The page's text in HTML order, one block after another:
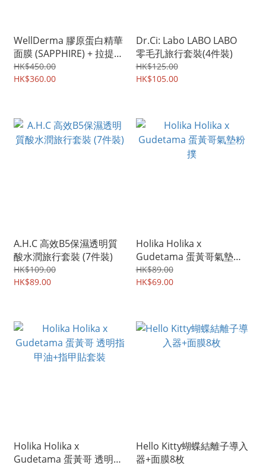
WellDerma 膠原蛋白精華
面膜 (SAPPHIRE) + 拉提按
摩器
HK$450.00
HK$360.00
Dr.Ci: Labo LABO LABO
零毛孔旅行套裝(4件裝)
HK$125.00
HK$105.00
A.H.C 高效B5保濕透明質
酸水潤旅行套裝 (7件裝)
HK$109.00
HK$89.00
Holika Holika x
Gudetama 蛋黃哥氣墊粉
撲
HK$89.00
HK$69.00
Holika Holika x
Gudetama 蛋黃哥 透明指
Hello Kitty蝴蝶結離子導入
器+面膜8枚